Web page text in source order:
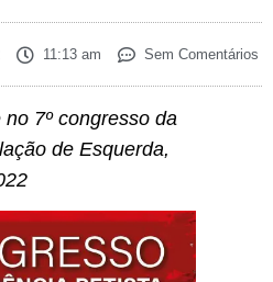
11:13 am Sem Comentários
7º congresso da
de Esquerda,